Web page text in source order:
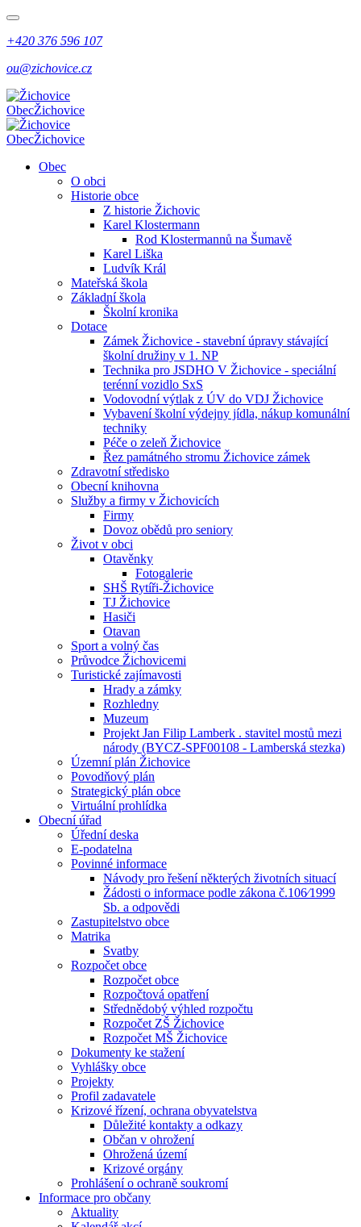
+420 376 596 107
ou@zichovice.cz
ObecŽichovice
ObecŽichovice
Obec
O obci
Historie obce
Z historie Žichovic
Karel Klostermann
Rod Klostermannů na Šumavě
Karel Liška
Ludvík Král
Mateřská škola
Základní škola
Školní kronika
Dotace
Zámek Žichovice - stavební úpravy stávající
školní družiny v 1. NP
Technika pro JSDHO V Žichovice - speciální
terénní vozidlo SxS
Vodovodní výtlak z ÚV do VDJ Žichovice
Vybavení školní výdejny jídla, nákup komunální
techniky
Péče o zeleň Žichovice
Řez památného stromu Žichovice zámek
Zdravotní středisko
Obecní knihovna
Služby a firmy v Žichovicích
Firmy
Dovoz obědů pro seniory
Život v obci
Otavěnky
Fotogalerie
SHŠ Rytíři-Žichovice
TJ Žichovice
Hasiči
Otavan
Sport a volný čas
Průvodce Žichovicemi
Turistické zajímavosti
Hrady a zámky
Rozhledny
Muzeum
Projekt Jan Filip Lamberk . stavitel mostů mezi
národy (BYCZ-SPF00108 - Lamberská stezka)
Územní plán Žichovice
Povodňový plán
Strategický plán obce
Virtuální prohlídka
Obecní úřad
Úřední deska
E-podatelna
Povinné informace
Návody pro řešení některých životních situací
Žádosti o informace podle zákona č.106⁄1999
Sb. a odpovědi
Zastupitelstvo obce
Matrika
Svatby
Rozpočet obce
Rozpočet obce
Rozpočtová opatření
Střednědobý výhled rozpočtu
Rozpočet ZŠ Žichovice
Rozpočet MŠ Žichovice
Dokumenty ke stažení
Vyhlášky obce
Projekty
Profil zadavatele
Krizové řízení, ochrana obyvatelstva
Důležité kontakty a odkazy
Občan v ohrožení
Ohrožená území
Krizové orgány
Prohlášení o ochraně soukromí
Informace pro občany
Aktuality